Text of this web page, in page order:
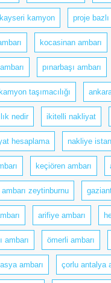
kamyon proje bazlı
kocasinan ambarı
pınarbaşı ambarı
taşımacılığı
nedir ikitelli nakliyat
hesaplama nakliye
keçiören ambarı
zeytinburnu
arifiye ambarı
ambarı ömerli ambarı
ambarı çorlu antalya